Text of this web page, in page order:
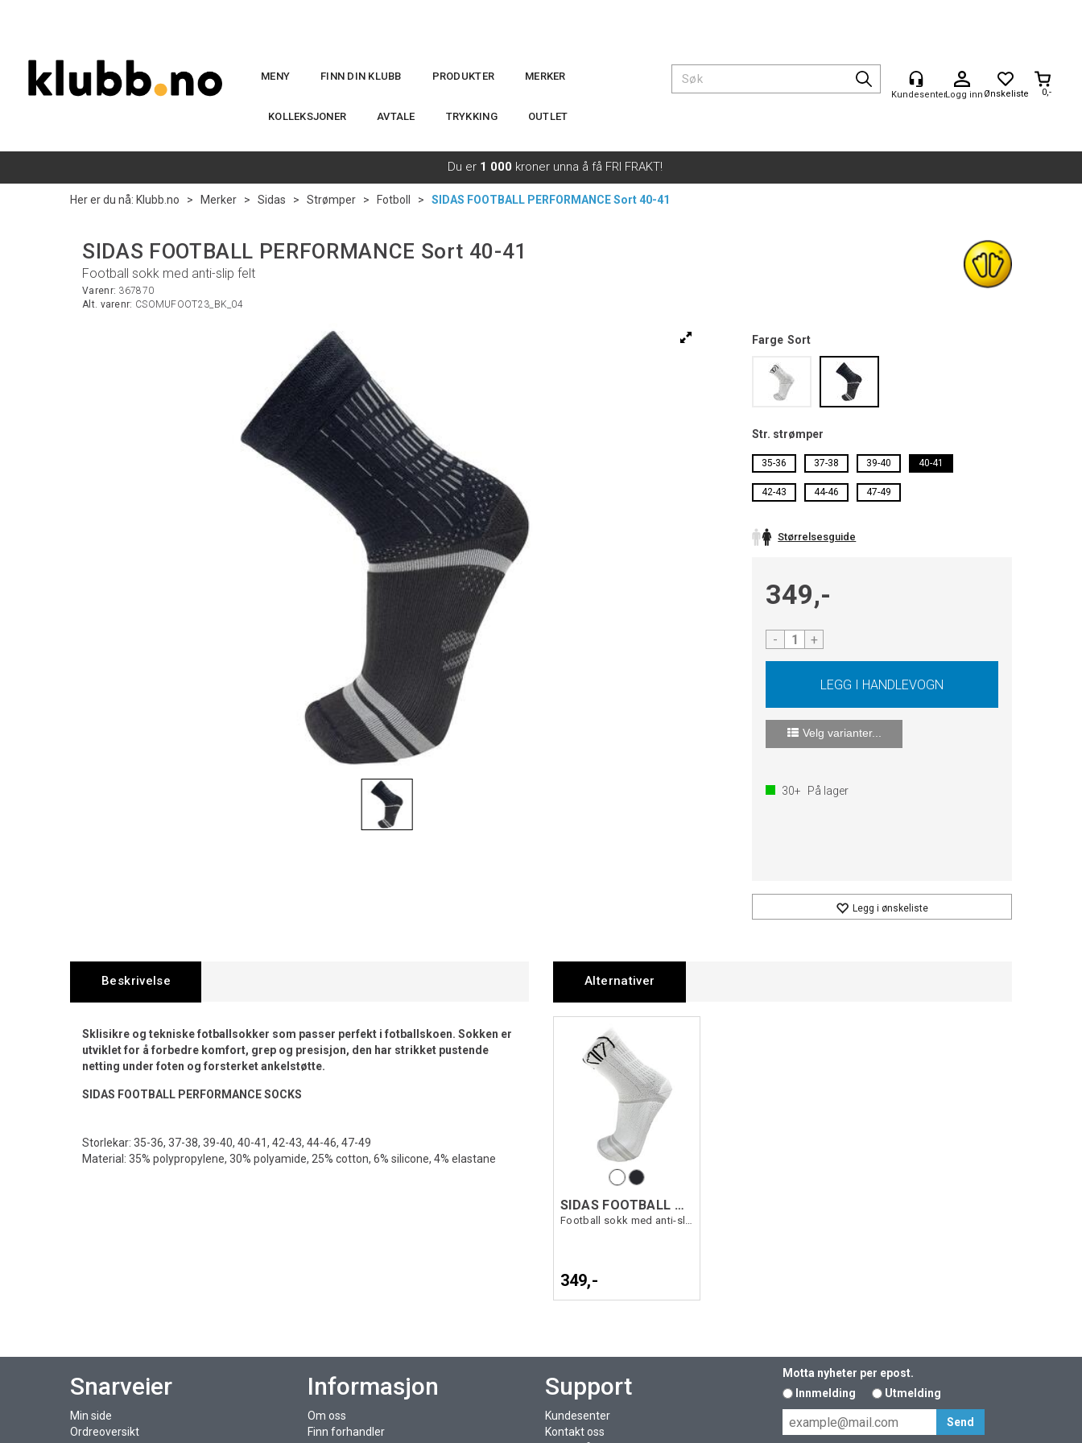
Logg inn 0,-
MENY FINN DIN KLUBB PRODUKTER MERKER
KOLLEKSJONER AVTALE TRYKKING OUTLET
Du er 1 000 kroner unna å få FRI FRAKT!
Her er du nå: Klubb.no > Merker > Sidas > Strømper > Fotboll > SIDAS FOOTBALL PERFORMANCE Sort 40-41
SIDAS FOOTBALL PERFORMANCE Sort 40-41
Football sokk med anti-slip felt
Varenr: 367870
Alt. varenr: CSOMUFOOT23_BK_04
Farge Sort
Str. strømper
35-36 37-38 39-40 40-41
42-43 44-46 47-49
Størrelsesguide
349,-
- +
Velg varianter...
30+ På lager
Legg i ønskeliste
Beskrivelse
Sklisikre og tekniske fotballsokker som passer perfekt i fotballskoen. Sokken er
utviklet for å forbedre komfort, grep og presisjon, den har strikket pustende
netting under foten og forsterket ankelstøtte.
SIDAS FOOTBALL PERFORMANCE SOCKS
Storlekar: 35-36, 37-38, 39-40, 40-41, 42-43, 44-46, 47-49
Material: 35% polypropylene, 30% polyamide, 25% cotton, 6% silicone, 4% elastane
Alternativer
SIDAS FOOTBALL PERFORMANCE
Football sokk med anti-slip felt
349,-
Snarveier
Min side
Ordreoversikt
Informasjon
Om oss
Finn forhandler
Support
Kundesenter
Kontakt oss
Motta nyheter per epost.
Innmelding
Utmelding